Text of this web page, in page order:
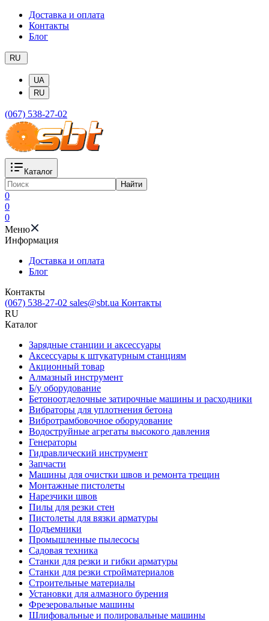
Доставка и оплата
Контакты
Блог
RU
UA
RU
(067) 538-27-02
Каталог
Найти
0
0
0
Меню
Информация
Доставка и оплата
Блог
Контакты
(067) 538-27-02 sales@sbt.ua Контакты
RU
Каталог
Зарядные станции и аксессуары
Аксессуары к штукатурным станциям
Акционный товар
Алмазный инструмент
Б/у оборудование
Бетоноотделочные затирочные машины и расходники
Вибраторы для уплотнения бетона
Вибротрамбовочное оборудование
Водоструйные агрегаты высокого давления
Генераторы
Гидравлический инструмент
Запчасти
Машины для очистки швов и ремонта трещин
Монтажные пистолеты
Нарезчики швов
Пилы для резки стен
Пистолеты для вязки арматуры
Подъемники
Промышленные пылесосы
Садовая техника
Станки для резки и гибки арматуры
Станки для резки стройматериалов
Строительные материалы
Установки для алмазного бурения
Фрезеровальные машины
Шлифовальные и полировальные машины